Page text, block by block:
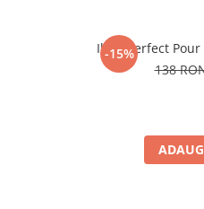
-15%
Ibric Perfect
138